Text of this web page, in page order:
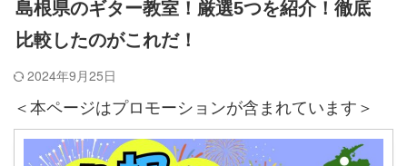
島根県のギター教室！厳選5つを紹介！徹底
比較したのがこれだ！
2024年9月25日
＜本ページはプロモーションが含まれています＞